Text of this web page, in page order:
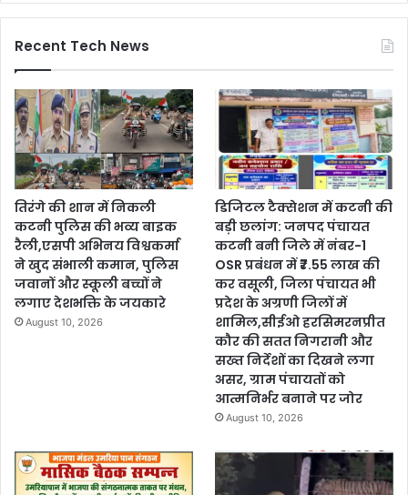
Recent Tech News
तिरंगे की शान में निकली
कटनी पुलिस की भव्य बाइक
रैली,एसपी अभिनय विश्वकर्मा
ने खुद संभाली कमान, पुलिस
जवानों और स्कूली बच्चों ने
लगाए देशभक्ति के जयकारे
August 10, 2026
डिजिटल टैक्सेशन में कटनी की
बड़ी छलांग: जनपद पंचायत
कटनी बनी जिले में नंबर-1
OSR प्रबंधन में ₹7.55 लाख की
कर वसूली, जिला पंचायत भी
प्रदेश के अग्रणी जिलों में
शामिल,सीईओ हरसिमरनप्रीत
कौर की सतत निगरानी और
सख्त निर्देशों का दिखने लगा
असर, ग्राम पंचायतों को
आत्मनिर्भर बनाने पर जोर
August 10, 2026